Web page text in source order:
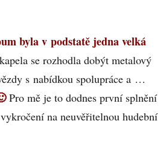
byla v podstatě jedna velká
se rozhodla dobýt metalový
s nabídkou spolupráce a …
Pro mě je to dodnes první splnění
na neuvěřitelnou hudební